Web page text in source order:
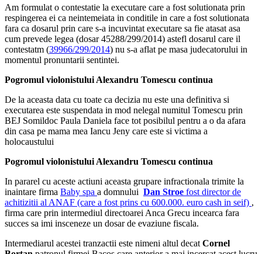
Am formulat o contestatie la executare care a fost solutionata prin
respingerea ei ca neintemeiata in conditile in care a fost solutionata
fara ca dosarul prin care s-a incuvintat executare sa fie atasat asa
cum prevede legea (dosar 45288/299/2014) astefl dosarul care il
contestatm (39966/299/2014) nu s-a aflat pe masa judecatorului in
momentul pronuntarii sentintei.
Pogromul violonistului Alexandru Tomescu continua
De la aceasta data cu toate ca decizia nu este una definitiva si
executarea este suspendata in mod nelegal numitul Tomescu prin
BEJ Somildoc Paula Daniela face tot posibilul pentru a o da afara
din casa pe mama mea Iancu Jeny care este si victima a
holocaustului
Pogromul violonistului Alexandru Tomescu continua
In pararel cu aceste actiuni aceasta grupare infractionala trimite la
inaintare firma Baby spa a domnului Dan Stroe fost director de
achitizitii al ANAF (care a fost prins cu 600.000. euro cash in seif) ,
firma care prin intermediul directoarei Anca Grecu incearca fara
succes sa imi insceneze un dosar de evaziune fiscala.
Intermediarul acestei tranzactii este nimeni altul decat Cornel